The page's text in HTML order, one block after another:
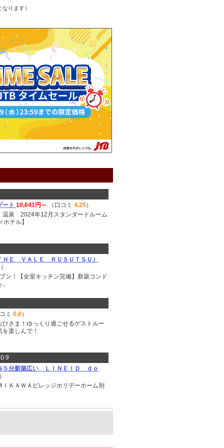
ります）
ト 10,641円～ （口コミ 4.25）
温泉 2024年12月スタンダードルーム
テル】
ＨＥ ＶＡＬＥ ＲＵＳＵＴＳＵ）
）
ン！【全室キッチン完備】新築コンド
ミ 0.0）
さま！ゆっくり過ごせるゲストルー
楽しんで！
9
５分新築広い ＬＩＮＥＩＤ ｄｏ
）
ＫＡＷＡビレッジホリデーホーム別